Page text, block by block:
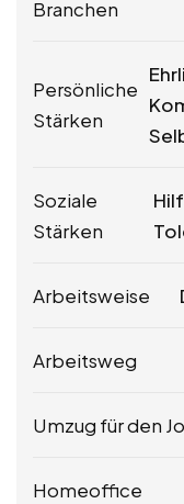
Branchen
Persönliche
Stärken
Soziale
Stärken
Arbeitsweise
Arbeitsweg
Umzug für den
Homeoffice